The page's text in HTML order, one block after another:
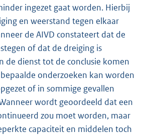
ingezet gaat worden. Hierbij
en weerstand tegen elkaar
de AIVD constateert dat de
of dat de dreiging is
de dienst tot de conclusie komen
onderzoeken kan worden
of in sommige gevallen
wordt geoordeeld dat een
zou moet worden, maar
capaciteit en middelen toch